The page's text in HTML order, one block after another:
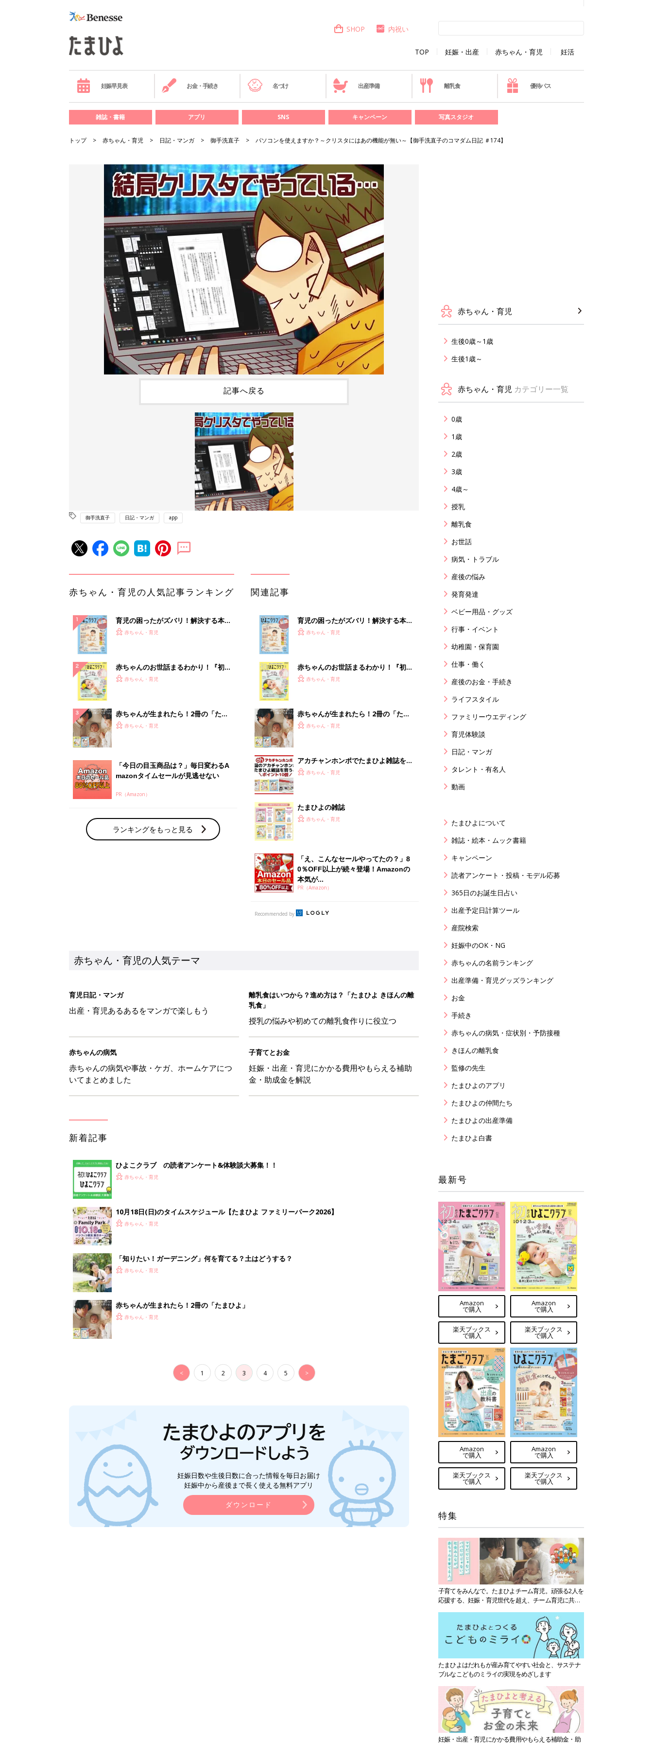
TOP 妊娠・出産 赤ちゃん・育児 妊活
SHOP 内祝い
妊娠早見表 お金・手続き 名づけ 出産準備 離乳食 優待パス
雑誌・書籍 アプリ SNS キャンペーン 写真スタジオ
トップ 赤ちゃん・育児 日記・マンガ 御手洗直子 パソコンを使えますか？～クリスタにはあの機能が無い～【御手洗直子のコマダム日記 ＃174】
記事へ戻る
御手洗直子 日記・マンガ app
赤ちゃん・育児の人気記事ランキング
育児の困ったがズバリ！解決する本
『ひよこクラブ 秋号』 4カ月～2才
赤ちゃん・育児
赤ちゃんのお世話まるわかり！『初め
てのひよこクラブ 夏号』〈巻頭大特
赤ちゃん・育児
赤ちゃんが生まれたら！2冊の「たま
ひよ」
赤ちゃん・育児
「今日の目玉商品は？」毎日変わるA
mazonタイムセールが見逃せない
PR（Amazon）
ランキングをもっと見る
関連記事
育児の困ったがズバリ！解決する本
『ひよこクラブ 秋号』 4カ月～2才
赤ちゃん・育児
赤ちゃんのお世話まるわかり！『初め
てのひよこクラブ 夏号』〈巻頭大特
赤ちゃん・育児
赤ちゃんが生まれたら！2冊の「たま
ひよ」
赤ちゃん・育児
アカチャンホンポでたまひよ雑誌を買
うとポイント10倍【期間限定】
赤ちゃん・育児
たまひよの雑誌
赤ちゃん・育児
「え、こんなセールやってたの？」8
0％OFF以上が続々登場！Amazonの
本気が...
PR（Amazon）
Recommended by
赤ちゃん・育児の人気テーマ
育児日記・マンガ
出産・育児あるあるをマンガで楽しもう
離乳食はいつから？進め方は？「たまひよ きほんの離
乳食」
授乳の悩みや初めての離乳食作りに役立つ
赤ちゃんの病気
赤ちゃんの病気や事故・ケガ、ホームケアにつ
いてまとめました
子育てとお金
妊娠・出産・育児にかかる費用やもらえる補助
金・助成金を解説
新着記事
ひよこクラブ の読者アンケート&体験談大募集！！
赤ちゃん・育児
10月18日(日)のタイムスケジュール【たまひよ ファミリーパーク2026】
赤ちゃん・育児
「知りたい！ガーデニング」何を育てる？土はどうする？
赤ちゃん・育児
赤ちゃんが生まれたら！2冊の「たまひよ」
赤ちゃん・育児
< 1 2 3 4 5 >
妊娠日数や生後日数に合った情報を毎日お届け
妊娠中から産後まで長く使える無料アプリ
ダウンロード
赤ちゃん・育児
生後0歳～1歳
生後1歳～
赤ちゃん・育児 カテゴリー一覧
0歳
1歳
2歳
3歳
4歳～
授乳
離乳食
お世話
病気・トラブル
産後の悩み
発育発達
ベビー用品・グッズ
行事・イベント
幼稚園・保育園
仕事・働く
産後のお金・手続き
ライフスタイル
ファミリーウエディング
育児体験談
日記・マンガ
タレント・有名人
動画
たまひよについて
雑誌・絵本・ムック書籍
キャンペーン
読者アンケート・投稿・モデル応募
365日のお誕生日占い
出産予定日計算ツール
産院検索
妊娠中のOK・NG
赤ちゃんの名前ランキング
出産準備・育児グッズランキング
お金
手続き
赤ちゃんの病気・症状別・予防接種
きほんの離乳食
監修の先生
たまひよのアプリ
たまひよの仲間たち
たまひよの出産準備
たまひよ白書
最新号
Amazon
で購入
楽天ブックス
で購入
Amazon
で購入
楽天ブックス
で購入
Amazon
で購入
楽天ブックス
で購入
Amazon
で購入
楽天ブックス
で購入
特集
子育てをみんなで。たまひよチーム育児。頑張る2人を
応援する、妊娠・育児世代を超え、チーム育児に共感
たまひよはだれもが産み育てやすい社会と、サステナ
ブルなこどものミライの実現をめざします
妊娠・出産・育児にかかる費用やもらえる補助金・助